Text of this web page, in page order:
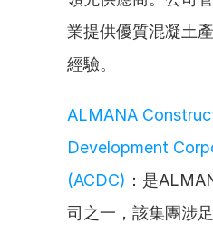
業提供優質混凝土
經驗。
ALMANA
Development
(ACDC) ：是
司之一，該集團涉